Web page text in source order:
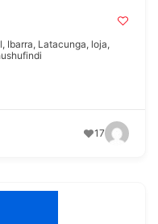
, Ibarra, Latacunga, loja,
17